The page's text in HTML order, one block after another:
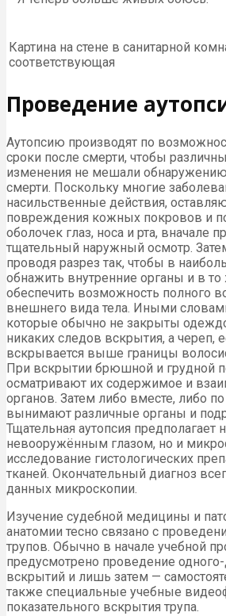
Картина на стене в санитарной
соответствующая
Проведение
Аутопсию производят по
сроки после смерти, чтобы
изменения не мешали
смерти. Поскольку многие
насильственные действия,
повреждения кожных покровов и
оболочек глаз, носа и рта, вначале
тщательный наружный осмотр.
проводя разрез так, чтобы в
обнажить внутренние органы и в
обеспечить возможность полного
внешнего вида тела. Иными
которые обычно не закрыты
никаких следов вскрытия, а череп,
вскрывается выше границы
При вскрытии брюшной и грудной
осматривают их содержимое и
органов. Затем либо вместе, либо
вынимают различные органы и
Тщательная аутопсия предполагает
невооружённым глазом, но и
исследование гистологических
тканей. Окончательный диагноз
данных микроскопии.
Изучение судебной медицины и
анатомии тесно связано с
трупов. Обычно в начале учебной
предусмотрено проведение
вскрытий и лишь затем —
также специальные учебные
показательного вскрытия трупа.